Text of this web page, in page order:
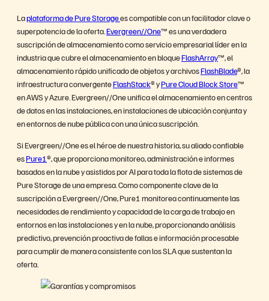
Laplataforma de Pure Storagees compatible con un facilitador clave o
superpotencia de la oferta. Evergreen//One™ es una verdadera
suscripción de almacenamiento como servicio empresarial líder en la
industria que cubre el almacenamiento en bloqueFlashArray™, el
almacenamiento rápido unificado de objetos y archivosFlashBlade®, la
infraestructura convergenteFlashStack® yPure Cloud Block Store™
en AWS y Azure. Evergreen//One unifica el almacenamiento en centros
de datos en las instalaciones, en instalaciones de ubicación conjunta y
en entornos de nube pública con una única suscripción.
Si Evergreen//One es el héroe de nuestra historia, su aliado confiable
esPure1®, que proporciona monitoreo, administración e informes
basados en la nube y asistidos por AI para toda la flota de sistemas de
Pure Storage de una empresa. Como componente clave de la
suscripción a Evergreen//One, Pure1 monitorea continuamente las
necesidades de rendimiento y capacidad de la carga de trabajo en
entornos en las instalaciones y en la nube, proporcionando análisis
predictivo, prevención proactiva de fallas e información procesable
para cumplir de manera consistente con los SLA que sustentan la
oferta.